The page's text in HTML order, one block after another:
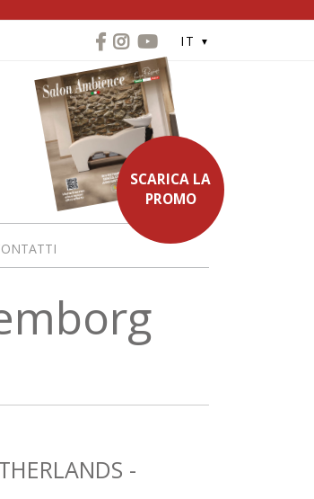
SCARICA LA
PROMO
IT
-